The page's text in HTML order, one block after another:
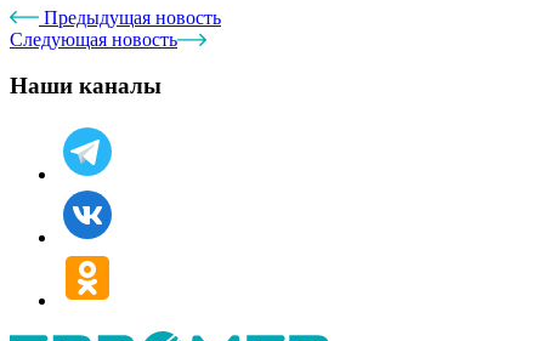
Предыдущая новость
Следующая новость
Наши каналы